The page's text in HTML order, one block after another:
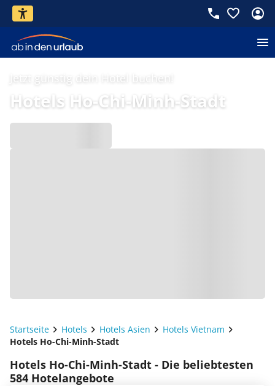
Jetzt günstig dein Hotel buchen!
Hotels Ho-Chi-Minh-Stadt
Startseite Hotels Hotels Asien
Hotels Vietnam
Hotels Ho-Chi-Minh-Stadt
Hotels Ho-Chi-Minh-Stadt - Die beliebtesten
584 Hotelangebote